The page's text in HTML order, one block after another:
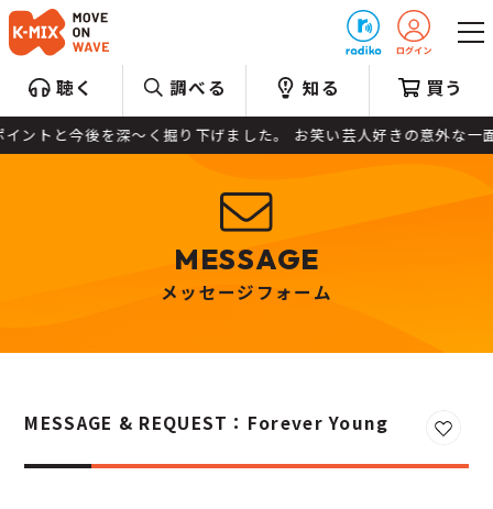
聴く 調べる 知る 買う
今後を深～く掘り下げました。 お笑い芸人好きの意外な
MESSAGE
メッセージフォーム
MESSAGE & REQUEST：Forever Young